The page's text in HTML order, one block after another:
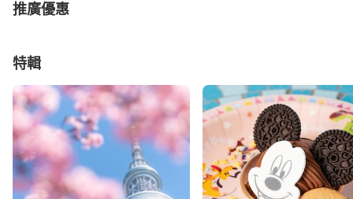
推廣優惠
特輯